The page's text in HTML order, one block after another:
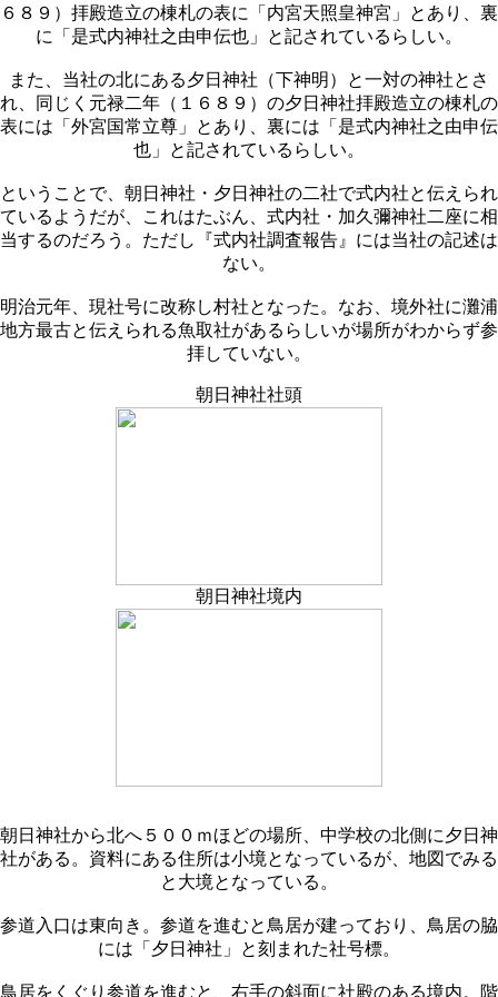
６８９）拝殿造立の棟札の表に「内宮天照皇神宮」とあり、裏
に「是式内神社之由申伝也」と記されているらしい。
また、当社の北にある夕日神社（下神明）と一対の神社とさ
れ、同じく元禄二年（１６８９）の夕日神社拝殿造立の棟札の
表には「外宮国常立尊」とあり、裏には「是式内神社之由申伝
也」と記されているらしい。
ということで、朝日神社・夕日神社の二社で式内社と伝えられ
ているようだが、これはたぶん、式内社・加久彌神社二座に相
当するのだろう。ただし『式内社調査報告』には当社の記述は
ない。
明治元年、現社号に改称し村社となった。なお、境外社に灘浦
地方最古と伝えられる魚取社があるらしいが場所がわからず参
拝していない。
朝日神社社頭
朝日神社境内
朝日神社から北へ５００ｍほどの場所、中学校の北側に夕日神
社がある。資料にある住所は小境となっているが、地図でみる
と大境となっている。
参道入口は東向き。参道を進むと鳥居が建っており、鳥居の脇
には「夕日神社」と刻まれた社号標。
鳥居をくぐり参道を進むと、右手の斜面に社殿のある境内。階